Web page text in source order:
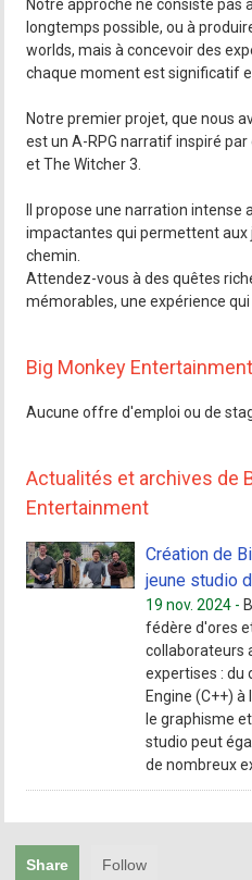
Notre approche ne consiste pas
longtemps possible, ou à
worlds, mais à concevoir des
chaque moment est significatif
Notre premier projet, que nous
est un A-RPG narratif inspiré
et The Witcher 3.
Il propose une narration intense
impactantes qui permettent aux
chemin.
Attendez-vous à des quêtes
mémorables, une expérience
Big Monkey
Aucune offre d'emploi ou de
Actualités et archives de
Entertainment
Création de
jeune studio
19 nov. 2024 -
fédère d'ores
collaborateurs
expertises : du
Engine (C++)
le graphisme
studio peut
de nombreux
Share Follow